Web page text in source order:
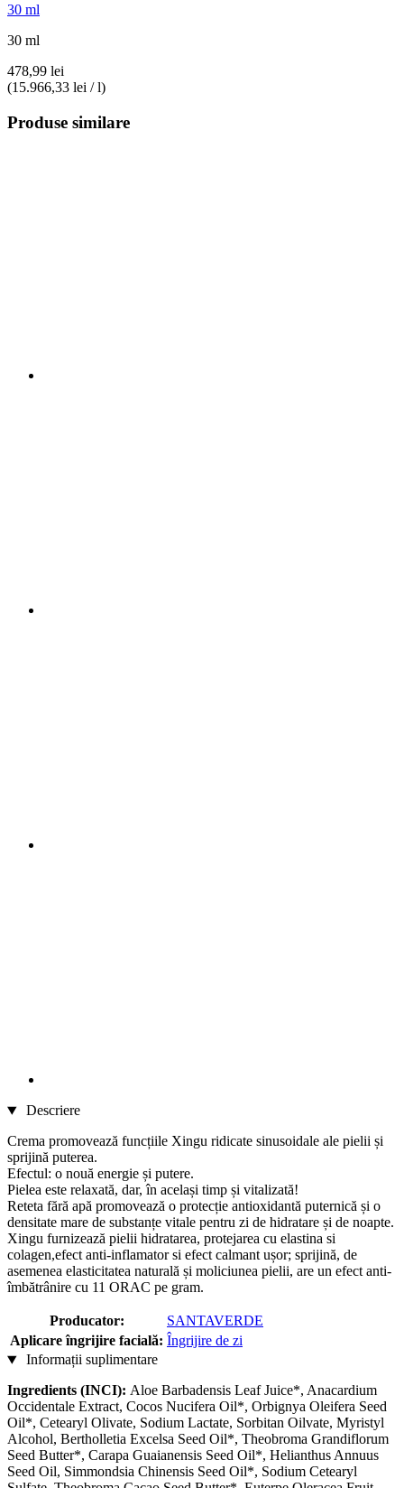
30 ml
30 ml
478,99 lei
(15.966,33 lei / l)
Produse similare
Descriere
Crema promovează funcțiile Xingu ridicate sinusoidale ale pielii și
sprijină puterea.
Efectul: o nouă energie și putere.
Pielea este relaxată, dar, în același timp și vitalizată!
Reteta fără apă promovează o protecție antioxidantă puternică și o
densitate mare de substanțe vitale pentru zi de hidratare și de noapte.
Xingu furnizează pielii hidratarea, protejarea cu elastina si
colagen,efect anti-inflamator si efect calmant ușor; sprijină, de
asemenea elasticitatea naturală și moliciunea pielii, are un efect anti-
îmbătrânire cu 11 ORAC pe gram.
Producator:
SANTAVERDE
Aplicare îngrijire facială: Îngrijire de zi
Informații suplimentare
Ingredients (INCI): Aloe Barbadensis Leaf Juice*, Anacardium
Occidentale Extract, Cocos Nucifera Oil*, Orbignya Oleifera Seed
Oil*, Cetearyl Olivate, Sodium Lactate, Sorbitan Oilvate, Myristyl
Alcohol, Bertholletia Excelsa Seed Oil*, Theobroma Grandiflorum
Seed Butter*, Carapa Guaianensis Seed Oil*, Helianthus Annuus
Seed Oil, Simmondsia Chinensis Seed Oil*, Sodium Cetearyl